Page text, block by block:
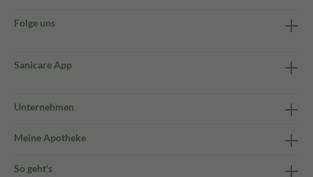
Folge uns
Sanicare App
Unternehmen
Meine Apotheke
So geht's